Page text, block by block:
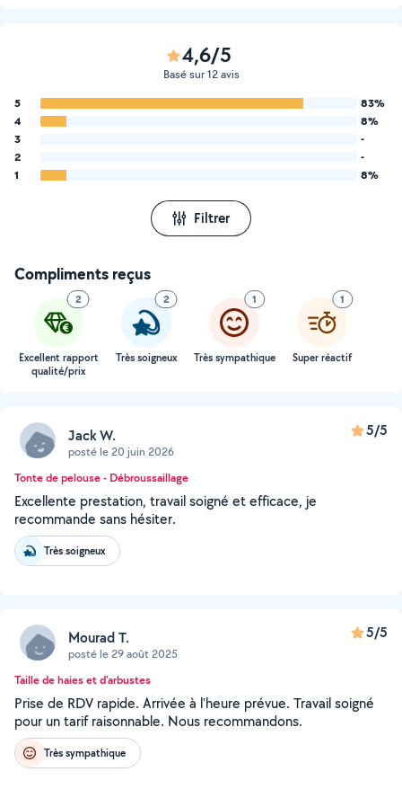
4,6/5
Basé sur 12 avis
5
83%
4
8%
3
-
2
-
1
8%
Filtrer
Compliments reçus
2
Excellent rapport
qualité/prix
2
Très soigneux
1
Très sympathique
1
Super réactif
Jack W.
posté le 20 juin 2026
5/5
Tonte de pelouse - Débroussaillage
Excellente prestation, travail soigné et efficace, je
recommande sans hésiter.
Très soigneux
Mourad T.
posté le 29 août 2025
5/5
Taille de haies et d'arbustes
Prise de RDV rapide. Arrivée à l'heure prévue. Travail soigné
pour un tarif raisonnable. Nous recommandons.
Très sympathique